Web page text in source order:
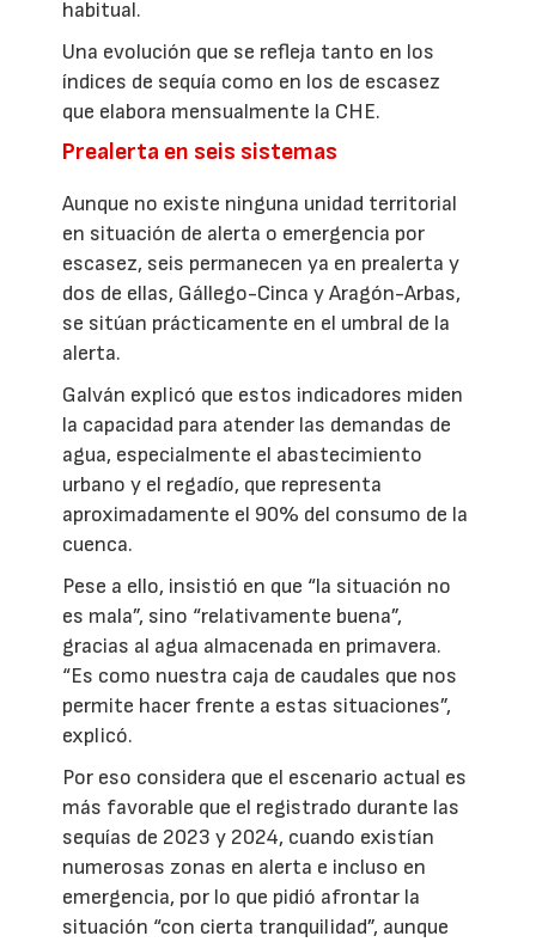
habitual.
Una evolución que se refleja tanto en los
índices de sequía como en los de escasez
que elabora mensualmente la CHE.
Prealerta en seis sistemas
Aunque no existe ninguna unidad territorial
en situación de alerta o emergencia por
escasez, seis permanecen ya en prealerta y
dos de ellas, Gállego-Cinca y Aragón-Arbas,
se sitúan prácticamente en el umbral de la
alerta.
Galván explicó que estos indicadores miden
la capacidad para atender las demandas de
agua, especialmente el abastecimiento
urbano y el regadío, que representa
aproximadamente el 90% del consumo de la
cuenca.
Pese a ello, insistió en que “la situación no
es mala”, sino “relativamente buena”,
gracias al agua almacenada en primavera.
“Es como nuestra caja de caudales que nos
permite hacer frente a estas situaciones”,
explicó.
Por eso considera que el escenario actual es
más favorable que el registrado durante las
sequías de 2023 y 2024, cuando existían
numerosas zonas en alerta e incluso en
emergencia, por lo que pidió afrontar la
situación “con cierta tranquilidad”, aunque